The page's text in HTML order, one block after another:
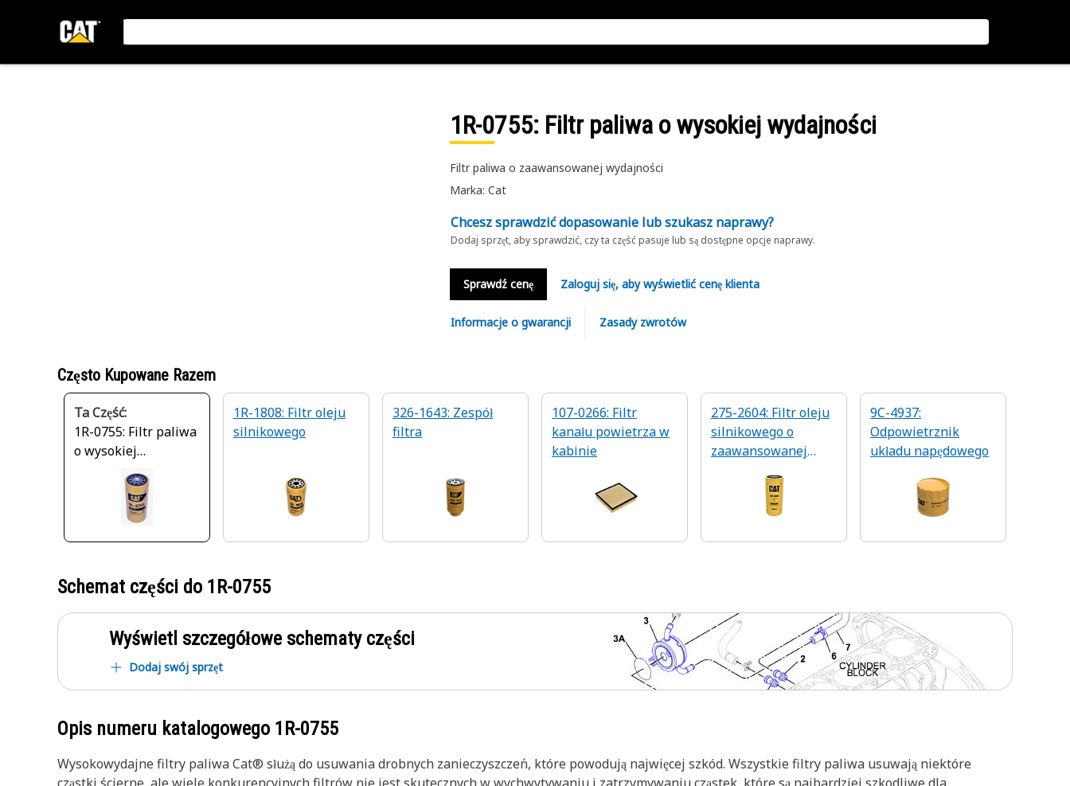
1R-0755: Filtr paliwa o wysokiej wydajności
Filtr paliwa o zaawansowanej wydajności
Marka: Cat
Chcesz sprawdzić dopasowanie lub szukasz naprawy?
Dodaj sprzęt, aby sprawdzić, czy ta część pasuje lub są dostępne opcje naprawy.
Sprawdź cenę Zaloguj się, aby wyświetlić cenę klienta
Informacje o gwarancji Zasady zwrotów
Często Kupowane Razem
Ta Część:
1R-0755: Filtr paliwa
o wysokiej
wydajności
1R-1808: Filtr oleju
silnikowego
326-1643: Zespół
filtra
107-0266: Filtr
kanału powietrza w
kabinie
275-2604: Filtr oleju
silnikowego o
zaawansowanej
9C-4937:
Odpowietrznik
układu napędowego
Schemat części do 1R-0755
Wyświetl szczegółowe schematy części
Dodaj swój sprzęt
Opis numeru katalogowego 1R-0755
Wysokowydajne filtry paliwa Cat® służą do usuwania drobnych zanieczyszczeń, które powodują najwięcej szkód. Wszystkie filtry paliwa usuwają niektóre